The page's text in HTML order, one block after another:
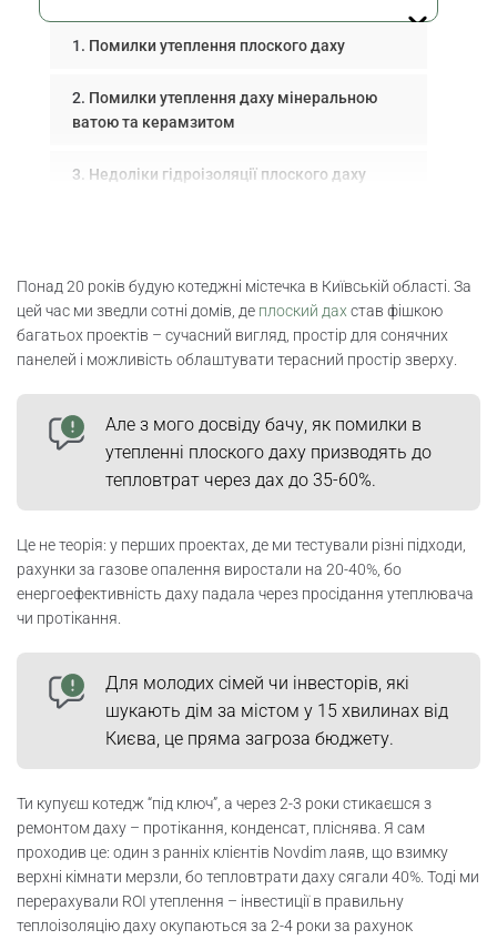
Помилки утеплення плоского даху
Помилки утеплення даху мінеральною
ватою та керамзитом
Недоліки гідроізоляції плоского даху
Плоский дах: теплоізоляція та
послідовність шарів
Пароізоляція та утеплення бетонного даху
Інверсійна покрівля: плюси та мінуси для
енергоефективності
PIR-плити даху: ризики фальцевої
Утеплення плоскої покрівлі: як уникнути
помилок
потрібні?
ROI утеплення з сонячними панелями
Теплоізоляція плоского даху: чек-лист
для перевірки
Понад 20 років будую котеджні містечка в Київській області. За
цей час ми зведли сотні домів, де плоский дах став фішкою
багатьох проектів – сучасний вигляд, простір для сонячних
панелей і можливість облаштувати терасний простір зверху.
Але з мого досвіду бачу, як помилки в
утепленні плоского даху призводять до
тепловтрат через дах до 35-60%.
Це не теорія: у перших проектах, де ми тестували різні підходи,
рахунки за газове опалення виростали на 20-40%, бо
енергоефективність даху падала через просідання утеплювача
чи протікання.
Для молодих сімей чи інвесторів, які
шукають дім за містом у 15 хвилинах від
Києва, це пряма загроза бюджету.
Ти купуєш котедж “під ключ”, а через 2-3 роки стикаєшся з
ремонтом даху – протікання, конденсат, пліснява. Я сам
проходив це: один з ранніх клієнтів Novdim лаяв, що взимку
верхні кімнати мерзли, бо тепловтрати даху сягали 40%. Тоді ми
перерахували ROI утеплення – інвестиції в правильну
теплоізоляцію даху окупаються за 2-4 роки за рахунок